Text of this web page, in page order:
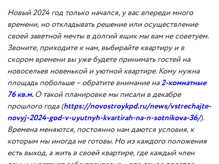
Новый 2024 год только начался, у вас впереди много
времени, но откладывать решение или осуществление
своей заветной мечты в долгий ящик мы вам не советуем.
Звоните, приходите к нам, выбирайте квартиру и в
скором времени вы уже будете принимать гостей на
новосельев новенькой и уютной квартире.Кому нужна
площадь побольше – обратите внимание на2-комнатные
76кв.м.О такой планировке мы писали в декабре
прошлого года (https://novostroykpd.ru/news/vstrechajte-
novyj-2024-god-v-uyutnyh-kvartirah-na-n-sotnikova-36/).
Времена меняются, постоянно нам даются условия, к
которым мы иногда не готовы. Но из каждого положения
есть выход, а жить в своей квартире, где каждый член